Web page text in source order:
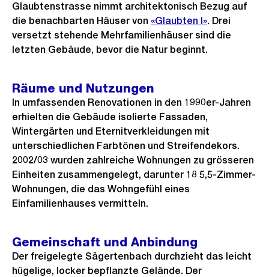
g
e
s
s
d
i
a
n
s
Glaubtenstrasse nimmt architektonisch Bezug auf
die benachbarten Häuser von «Glaubten I». Drei
versetzt stehende Mehrfamilienhäuser sind die
letzten Gebäude, bevor die Natur beginnt.
Räume und Nutzungen
In umfassenden Renovationen in den 1990er-Jahren
erhielten die Gebäude isolierte Fassaden,
Wintergärten und Eternitverkleidungen mit
unterschiedlichen Farbtönen und Streifendekors.
2002/03 wurden zahlreiche Wohnungen zu grösseren
Einheiten zusammengelegt, darunter 18 5,5-Zimmer-
Wohnungen, die das Wohngefühl eines
Einfamilienhauses vermitteln.
Gemeinschaft und Anbindung
Der freigelegte Sägertenbach durchzieht das leicht
hügelige, locker bepflanzte Gelände. Der